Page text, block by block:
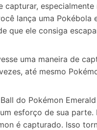
capturar, especialmente
lança uma Pokébola
que ele consiga
uma maneira de
até mesmo
do Pokémon
esforço de sua
é capturado. Isso